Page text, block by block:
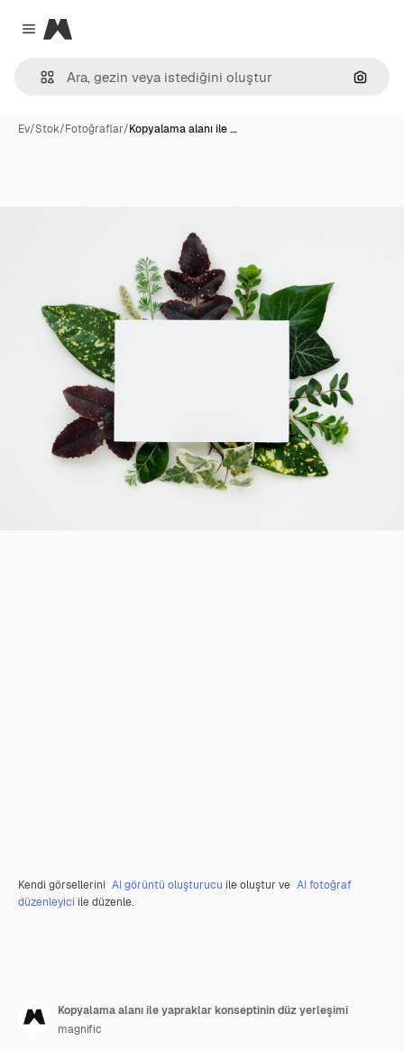
Close menu
Magnific
Ev/Stok/Fotoğraflar/Kopyalama alanı ile …
Kendi görsellerini AI görüntü oluşturucu ile oluştur ve AI fotoğraf
düzenleyici ile düzenle.
Kopyalama alanı ile yapraklar konseptinin düz yerleşimi
magnific